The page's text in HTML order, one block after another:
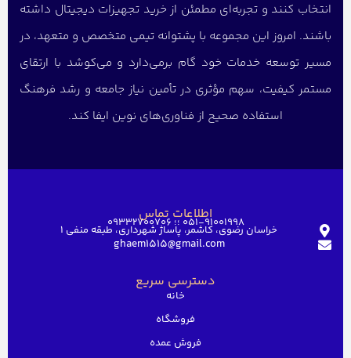
انتخاب کنند و تجربه‌ای مطمئن از خرید تجهیزات دیجیتال داشته
باشند. امروز این مجموعه با پشتوانه تیمی متخصص و متعهد، در
مسیر توسعه خدمات خود گام برمی‌دارد و می‌کوشد با ارتقای
مستمر کیفیت، سهم مؤثری در تأمین نیاز جامعه و رشد فرهنگ
استفاده صحیح از فناوری‌های نوین ایفا کند.
اطلاعات تماس051-91001998 ؛؛ 09332700706
خراسان رضوی، کاشمر، پاساژ شهرداری، طبقه منفی ۱
ghaem1515@gmail.com
دسترسی سریع
خانه
فروشگاه
فروش عمده